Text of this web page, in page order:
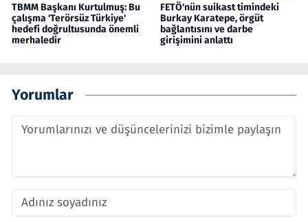
TBMM Başkanı Kurtulmuş: Bu
çalışma 'Terörsüz Türkiye'
hedefi doğrultusunda önemli
merhaledir
FETÖ'nün suikast timindeki
Burkay Karatepe, örgüt
bağlantısını ve darbe
girişimini anlattı
Yorumlar